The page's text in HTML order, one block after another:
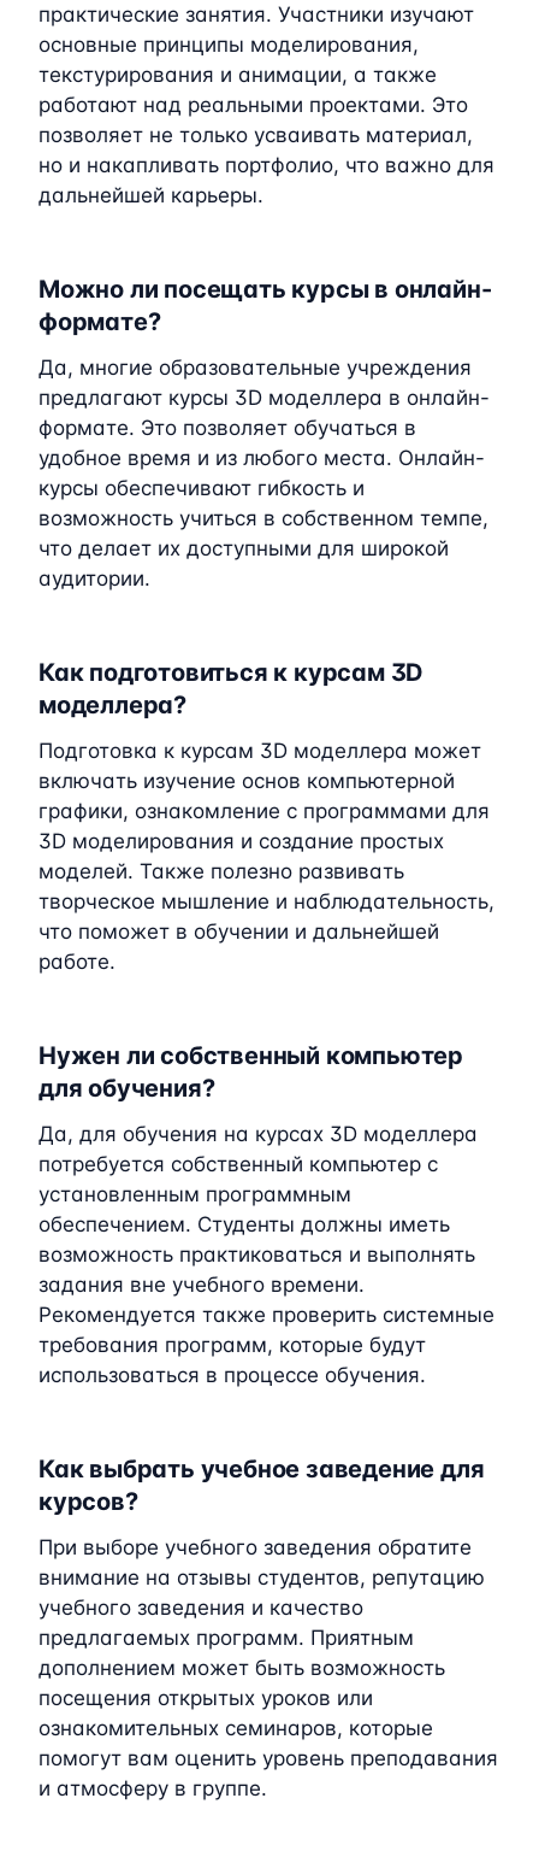
практические занятия. Участники изучают
основные принципы моделирования,
текстурирования и анимации, а также
работают над реальными проектами. Это
позволяет не только усваивать материал,
но и накапливать портфолио, что важно для
дальнейшей карьеры.
Можно ли посещать курсы в онлайн-
формате?
Да, многие образовательные учреждения
предлагают курсы 3D моделлера в онлайн-
формате. Это позволяет обучаться в
удобное время и из любого места. Онлайн-
курсы обеспечивают гибкость и
возможность учиться в собственном темпе,
что делает их доступными для широкой
аудитории.
Как подготовиться к курсам 3D
моделлера?
Подготовка к курсам 3D моделлера может
включать изучение основ компьютерной
графики, ознакомление с программами для
3D моделирования и создание простых
моделей. Также полезно развивать
творческое мышление и наблюдательность,
что поможет в обучении и дальнейшей
работе.
Нужен ли собственный компьютер
для обучения?
Да, для обучения на курсах 3D моделлера
потребуется собственный компьютер с
установленным программным
обеспечением. Студенты должны иметь
возможность практиковаться и выполнять
задания вне учебного времени.
Рекомендуется также проверить системные
требования программ, которые будут
использоваться в процессе обучения.
Как выбрать учебное заведение для
курсов?
При выборе учебного заведения обратите
внимание на отзывы студентов, репутацию
учебного заведения и качество
предлагаемых программ. Приятным
дополнением может быть возможность
посещения открытых уроков или
ознакомительных семинаров, которые
помогут вам оценить уровень преподавания
и атмосферу в группе.